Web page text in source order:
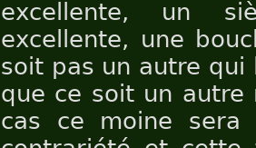
excellente, un
excellente, une
soit pas un autre qui
que ce soit un autre
cas ce moine sera